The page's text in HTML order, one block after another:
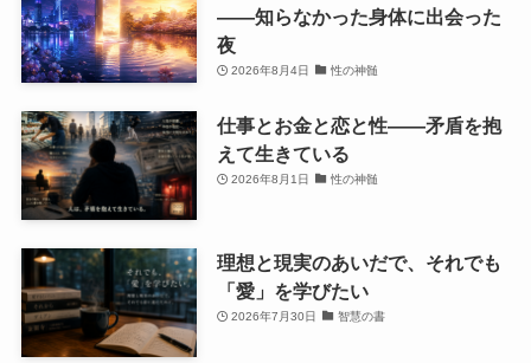
――知らなかった身体に出会った
夜
2026年8月4日 性の神髄
仕事とお金と恋と性——矛盾を抱
えて生きている
2026年8月1日 性の神髄
理想と現実のあいだで、それでも
「愛」を学びたい
2026年7月30日 智慧の書